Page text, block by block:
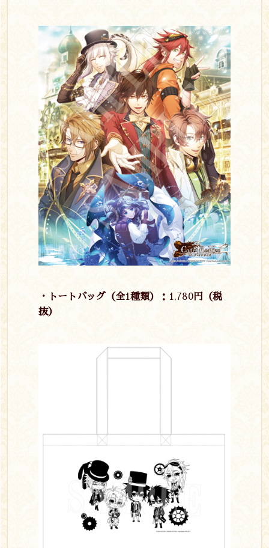
・トートバッグ（全1種類）： 1,780円（税
抜）